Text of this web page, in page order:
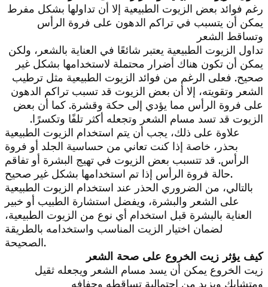
رغم فوائد بعض الزيوت الطبيعية إلا أن تداولها بشكل مفرط
يمكن أن يتسبب في تراكم الدهون على فروة الرأس
وتساقط الشعر
تداول الزيوت الطبيعية يعتبر شائعًا في العناية بالشعر، ولكن
يمكن أن تكون هناك أضرار محتملة لاستخدامها بشكل غير
صحيح. فعلى الرغم من فوائد الزيوت الطبيعية مثل ترطيب
الشعر وتقويته، إلا أن بعض الزيوت قد تسبب تراكم الدهون
على فروة الرأس مما يؤدي إلى حكة وقشرة. كما أن بعض
الزيوت قد تسد مسام الشعر وتجعله أكثر تلفًا وتكسرًا.
علاوة على ذلك، يجب أن يتم استخدام الزيوت الطبيعية
بحذر، خاصة إذا كنت تعاني من حساسية الجلد أو فروة
الرأس. قد تتسبب بعض الزيوت في تهيج البشرة أو تفاقم
حالة فروة الرأس إذا تم استخدامها بشكل غير صحيح.
بالتالي، من الضروري الحذر عند استخدام الزيوت الطبيعية
على الشعر والبشرة، ويفضل استشارة الطبيب أو خبير
العناية بالبشرة قبل استخدام أي نوع من الزيوت الطبيعية،
لضمان اختيار الزيت المناسب واستخدامه بالطريقة
الصحيحة.
كيف يؤثر زيت الخروع على صحة الشعر
زيت الخروع يمكن أن يسد مسام الشعر ويجعله ثقيل
ومتشابك ويزيد من احتمالية تساقطه وجفافه